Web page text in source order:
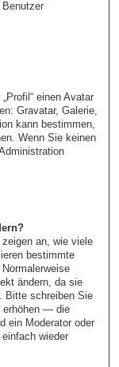
einen Avatar
Gravatar, Galerie,
kann bestimmen,
Wenn Sie keinen
an, wie viele
bestimmte
ändern, da sie
Bitte schreiben Sie
erhöhen — die
ein Moderator oder
wieder